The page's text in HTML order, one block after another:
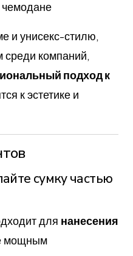
и унисекс-стилю,
среди компаний,
подход к
к эстетике и
сумку частью
для нанесения
мощным